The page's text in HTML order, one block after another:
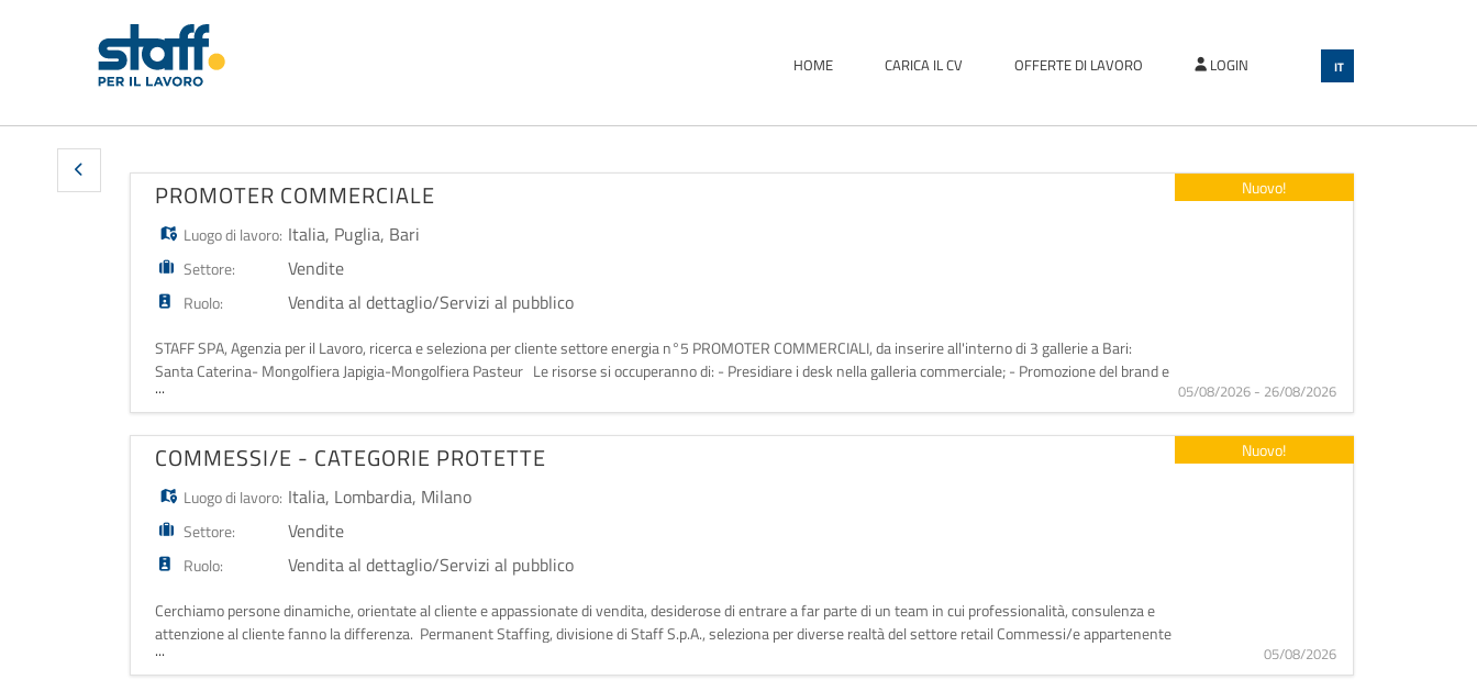
HOME CARICA IL CV OFFERTE DI LAVORO LOGIN IT
PROMOTER COMMERCIALE
Luogo di lavoro: Italia, Puglia, Bari
Settore: Vendite
Ruolo: Vendita al dettaglio/Servizi al pubblico
STAFF SPA, Agenzia per il Lavoro, ricerca e seleziona per cliente settore energia n°5 PROMOTER COMMERCIALI, da inserire all'interno di 3 gallerie a Bari:
Santa Caterina- Mongolfiera Japigia-Mongolfiera Pasteur Le risorse si occuperanno di: - Presidiare i desk nella galleria commerciale; - Promozione del brand e
servizi associati; - Gestione d
...
Nuovo!
05/08/2026 - 26/08/2026
COMMESSI/E - CATEGORIE PROTETTE
Luogo di lavoro: Italia, Lombardia, Milano
Settore: Vendite
Ruolo: Vendita al dettaglio/Servizi al pubblico
Cerchiamo persone dinamiche, orientate al cliente e appassionate di vendita, desiderose di entrare a far parte di un team in cui professionalità, consulenza e
attenzione al cliente fanno la differenza. Permanent Staffing, divisione di Staff S.p.A., seleziona per diverse realtà del settore retail Commessi/e appartenente
alle Categorie Protette (L.
...
Nuovo!
05/08/2026